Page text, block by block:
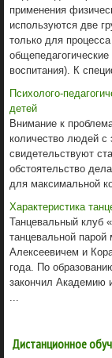
применения
используются две
только для
воспитания). К
Психолого-
детей
Внимание к
количество людей
свидетельствуют
обстоятельство
для максимальной
Характеристика
Танцевальный клуб
танцевальной
Алексеевичем и
года. По
закончил Академию
Дистанционное